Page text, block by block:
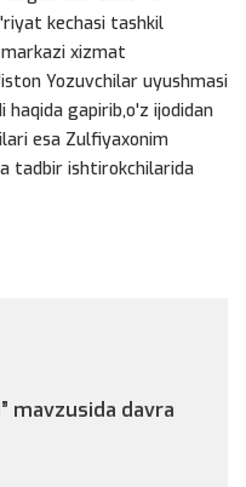
kechasi tashkil
xizmat
Yozuvchilar uyushmasi
haqida gapirib,o'z ijodidan
esa Zulfiyaxonim
tadbir ishtirokchilarida
mavzusida davra